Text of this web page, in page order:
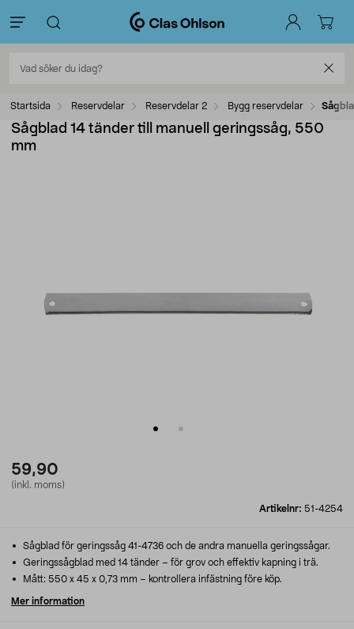
Startsida Reservdelar Reservdelar 2 Bygg reservdelar
Sågblad 14 tänder till manuell geringssåg, 550
mm
59,90
(inkl. moms)
Artikelnr: 51-4254
Sågblad för geringssåg 41-4736 och de andra manuella geringssågar.
Geringssågblad med 14 tänder – för grov och effektiv kapning i trä.
Mått: 550 x 45 x 0,73 mm – kontrollera infästning före köp.
Mer information